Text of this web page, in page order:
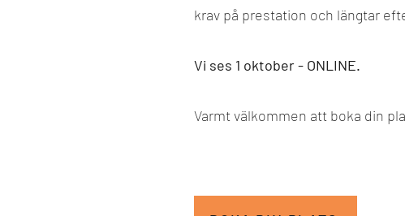
krav på prestation och längtar
Vi ses 1 oktober - ONLINE.
Varmt välkommen att boka din